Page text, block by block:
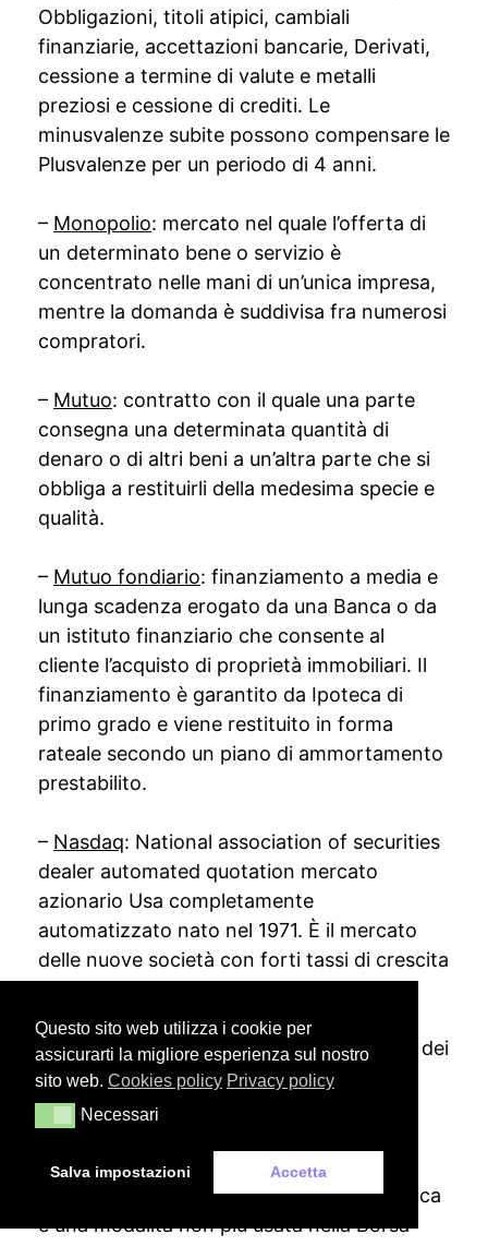
Obbligazioni, titoli atipici, cambiali
finanziarie, accettazioni bancarie, Derivati,
cessione a termine di valute e metalli
preziosi e cessione di crediti. Le
minusvalenze subite possono compensare le
Plusvalenze per un periodo di 4 anni.
– Monopolio: mercato nel quale l’offerta di
un determinato bene o servizio è
concentrato nelle mani di un’unica impresa,
mentre la domanda è suddivisa fra numerosi
compratori.
– Mutuo: contratto con il quale una parte
consegna una determinata quantità di
denaro o di altri beni a un’altra parte che si
obbliga a restituirli della medesima specie e
qualità.
– Mutuo fondiario: finanziamento a media e
lunga scadenza erogato da una Banca o da
un istituto finanziario che consente al
cliente l’acquisto di proprietà immobiliari. Il
finanziamento è garantito da Ipoteca di
primo grado e viene restituito in forma
rateale secondo un piano di ammortamento
prestabilito.
– Nasdaq: National association of securities
dealer automated quotation mercato
azionario Usa completamente
automatizzato nato nel 1971. È il mercato
delle nuove società con forti tassi di crescita
–Negoziazione alle grida: contrattazione dei
singoli titoli durante un determinato
momento della seduta di Borsa: gli
disposti a vendere/acquistare i titoli.
Dall’avvento della contrattazione telematica
è una modalità non più usata nella Borsa
Questo sito web utilizza i cookie per
assicurarti la migliore esperienza sul nostro
sito web. Cookies policy Privacy policy
NecessariNecessari
Salva impostazioni Accetta